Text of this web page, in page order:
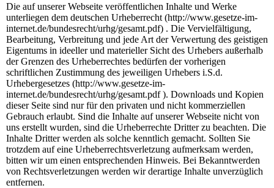
Die auf unserer Webseite veröffentlichen Inhalte und Werke
unterliegen dem deutschen Urheberrecht (http://www.gesetze-im-
internet.de/bundesrecht/urhg/gesamt.pdf) . Die Vervielfältigung,
Bearbeitung, Verbreitung und jede Art der Verwertung des geistigen
Eigentums in ideeller und materieller Sicht des Urhebers außerhalb
der Grenzen des Urheberrechtes bedürfen der vorherigen
schriftlichen Zustimmung des jeweiligen Urhebers i.S.d.
Urhebergesetzes (http://www.gesetze-im-
internet.de/bundesrecht/urhg/gesamt.pdf ). Downloads und Kopien
dieser Seite sind nur für den privaten und nicht kommerziellen
Gebrauch erlaubt. Sind die Inhalte auf unserer Webseite nicht von
uns erstellt wurden, sind die Urheberrechte Dritter zu beachten. Die
Inhalte Dritter werden als solche kenntlich gemacht. Sollten Sie
trotzdem auf eine Urheberrechtsverletzung aufmerksam werden,
bitten wir um einen entsprechenden Hinweis. Bei Bekanntwerden
von Rechtsverletzungen werden wir derartige Inhalte unverzüglich
entfernen.